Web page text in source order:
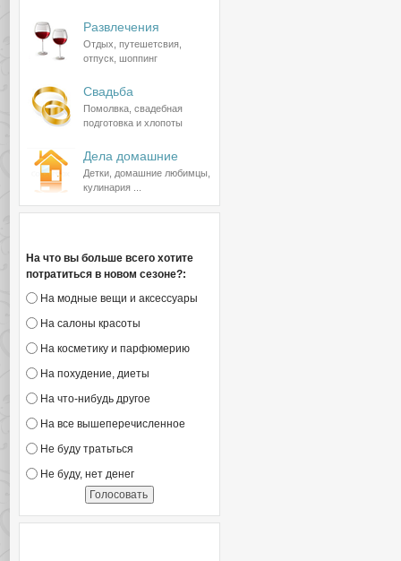
Развлечения
Отдых, путешетсвия,
отпуск, шоппинг
Свадьба
Помолвка, свадебная
подготовка и хлопоты
Дела домашние
Детки, домашние любимцы,
кулинария ...
На что вы больше всего хотите
потратиться в новом сезоне?:
На модные вещи и аксессуары
На салоны красоты
На косметику и парфюмерию
На похудение, диеты
На что-нибудь другое
На все вышеперечисленное
Не буду тратьться
Не буду, нет денег